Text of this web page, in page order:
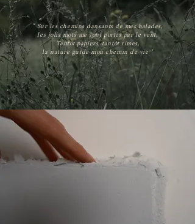
" Sur les chemins dansants de mes balades,
les jolis mots me sont portés par le vent,
Tantôt papiers, tantôt rimes,
la nature guide mon chemin de vie "